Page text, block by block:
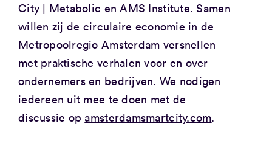
City | Metabolic enAMS Institute. Samen
willen zij de circulaire economie in de
Metropoolregio Amsterdam versnellen
met praktische verhalen voor en over
ondernemers en bedrijven. We nodigen
iedereen uit mee te doen met de
discussie op amsterdamsmartcity.com.